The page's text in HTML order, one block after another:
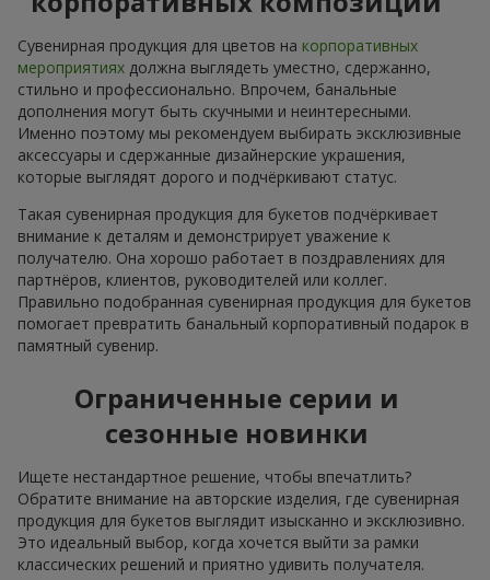
Сувенирная продукция для цветов на корпоративных
мероприятиях должна выглядеть уместно, сдержанно,
стильно и профессионально. Впрочем, банальные
дополнения могут быть скучными и неинтересными.
Именно поэтому мы рекомендуем выбирать эксклюзивные
аксессуары и сдержанные дизайнерские украшения,
которые выглядят дорого и подчёркивают статус.
Такая сувенирная продукция для букетов подчёркивает
внимание к деталям и демонстрирует уважение к
получателю. Она хорошо работает в поздравлениях для
партнёров, клиентов, руководителей или коллег.
Правильно подобранная сувенирная продукция для букетов
помогает превратить банальный корпоративный подарок в
памятный сувенир.
Ограниченные серии и
сезонные новинки
Ищете нестандартное решение, чтобы впечатлить?
Обратите внимание на авторские изделия, где сувенирная
продукция для букетов выглядит изысканно и эксклюзивно.
Это идеальный выбор, когда хочется выйти за рамки
классических решений и приятно удивить получателя.